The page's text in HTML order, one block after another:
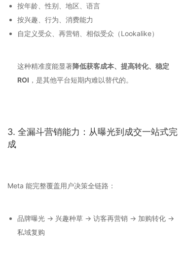
按年龄、性别、地区、语言
按兴趣、行为、消费能力
自定义受众、再营销、相似受众（Lookalike）
这种精准度能显著降低获客成本、提高转化、稳定
ROI ，是其他平台短期内难以替代的。
3. 全漏斗营销能力：从曝光到成交一站式完
成
Meta 能完整覆盖用户决策全链路：
品牌曝光 → 兴趣种草 → 访客再营销 → 加购转化 →
私域复购